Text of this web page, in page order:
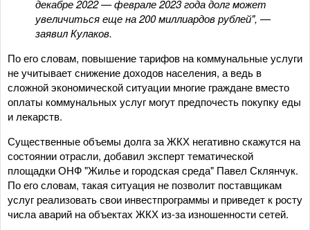
декабре 2022 — феврале 2023 года долг может
увеличиться еще на 200 миллиардов рублей", —
заявил Кулаков.
По его словам, повышение тарифов на коммунальные услуги
не учитывает снижение доходов населения, а ведь в
сложной экономической ситуации многие граждане вместо
оплаты коммунальных услуг могут предпочесть покупку еды
и лекарств.
Существенные объемы долга за ЖКХ негативно скажутся на
состоянии отрасли, добавил эксперт тематической
площадки ОНФ "Жилье и городская среда" Павел Склянчук.
По его словам, такая ситуация не позволит поставщикам
услуг реализовать свои инвестпрограммы и приведет к росту
числа аварий на объектах ЖКХ из-за изношенности сетей.